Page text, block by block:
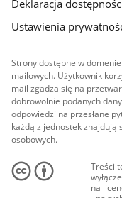
Deklaracja
Ustawienia
Strony dostępne w
mailowych. Użytkownik
mail zgadza się na
dobrowolnie podanych
odpowiedzi na przesłane
każdą z jednostek
osobowych.
Treści
na